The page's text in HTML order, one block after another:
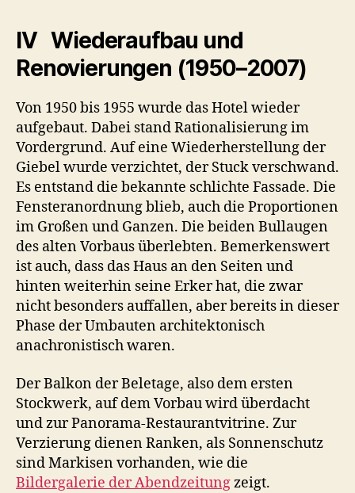
IV Wiederaufbau und
Renovierungen (1950–2007)
Von 1950 bis 1955 wurde das Hotel wieder
aufgebaut. Dabei stand Rationalisierung im
Vordergrund. Auf eine Wiederherstellung der
Giebel wurde verzichtet, der Stuck verschwand.
Es entstand die bekannte schlichte Fassade. Die
Fensteranordnung blieb, auch die Proportionen
im Großen und Ganzen. Die beiden Bullaugen
des alten Vorbaus überlebten. Bemerkenswert
ist auch, dass das Haus an den Seiten und
hinten weiterhin seine Erker hat, die zwar
nicht besonders auffallen, aber bereits in dieser
Phase der Umbauten architektonisch
anachronistisch waren.
Der Balkon der Beletage, also dem ersten
Stockwerk, auf dem Vorbau wird überdacht
und zur Panorama-Restaurantvitrine. Zur
Verzierung dienen Ranken, als Sonnenschutz
sind Markisen vorhanden, wie die
Bildergalerie der Abendzeitungzeigt.